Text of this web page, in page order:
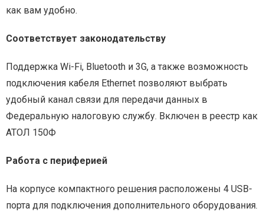
как вам удобно.
Соответствует законодательству
Поддержка Wi-Fi, Bluetooth и 3G, а также возможность
подключения кабеля Ethernet позволяют выбрать
удобный канал связи для передачи данных в
Федеральную налоговую службу. Включен в реестр как
АТОЛ 150Ф
Работа с периферией
На корпусе компактного решения расположены 4 USB-
порта для подключения дополнительного оборудования.